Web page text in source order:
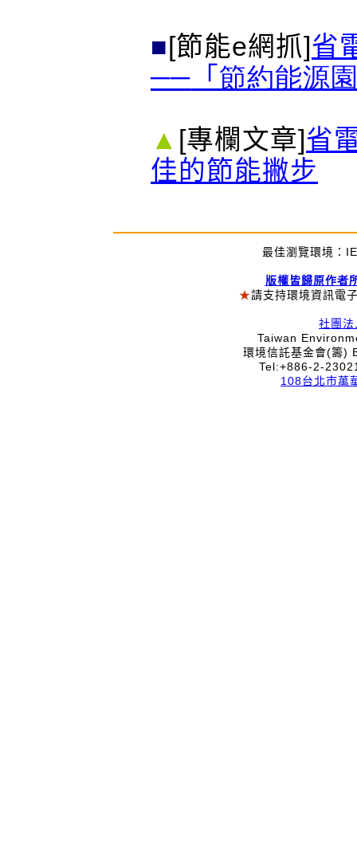
■ [節能e網抓]省
── 「 節約能源
▲ [專欄文章]省
佳的節能撇步
最佳瀏覽環境：
版權皆歸原作者
★請支持環境資訊電
社團
Taiwan
環境信託基金會(籌
Tel:+886-2-
108台北市萬